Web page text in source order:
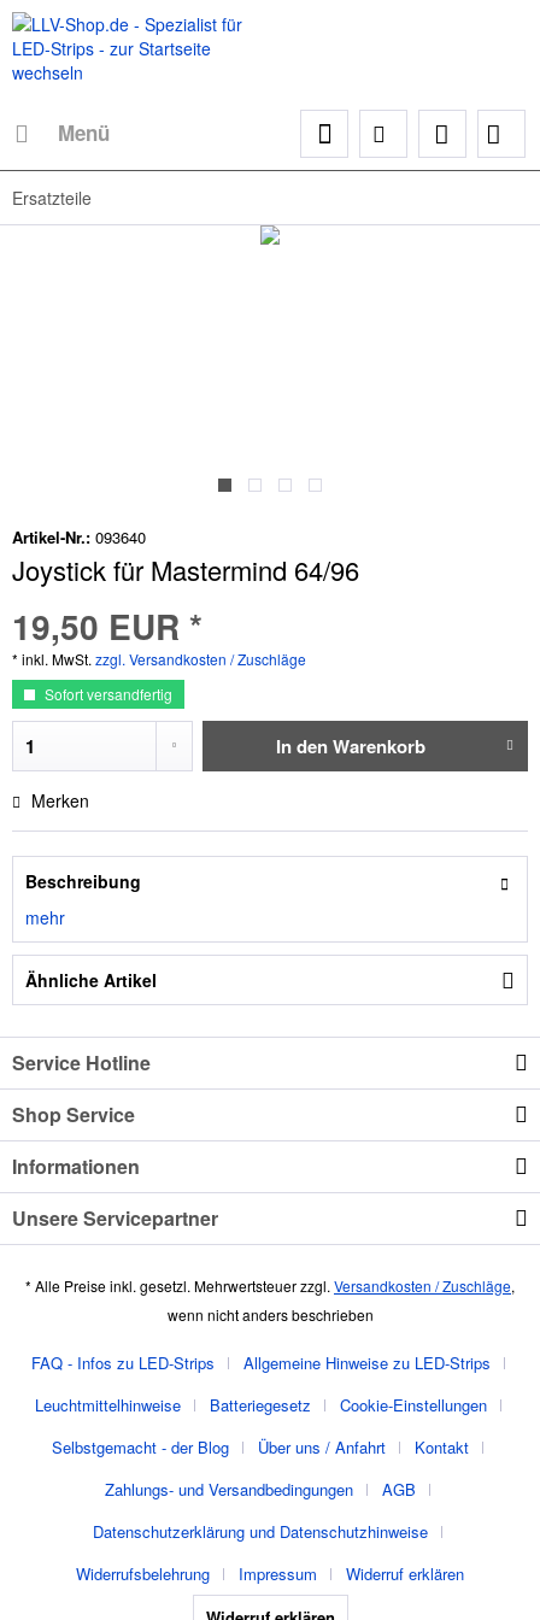
Menü
Ersatzteile
Artikel-Nr.: 093640
Joystick für Mastermind 64/96
19,50 EUR *
* inkl. MwSt. zzgl. Versandkosten / Zuschläge
Sofort versandfertig
In denWarenkorb
Merken
Beschreibung
mehr
Ähnliche Artikel
Service Hotline
Shop Service
Informationen
Unsere Servicepartner
* Alle Preise inkl. gesetzl. Mehrwertsteuer zzgl. Versandkosten / Zuschläge,
wenn nicht anders beschrieben
FAQ - Infos zu LED-Strips
Allgemeine Hinweise zu LED-Strips
Leuchtmittelhinweise
Batteriegesetz
Cookie-Einstellungen
Selbstgemacht - der Blog
Über uns / Anfahrt
Kontakt
Zahlungs- und Versandbedingungen
AGB
Datenschutzerklärung und Datenschutzhinweise
Widerrufsbelehrung
Impressum
Widerruf erklären